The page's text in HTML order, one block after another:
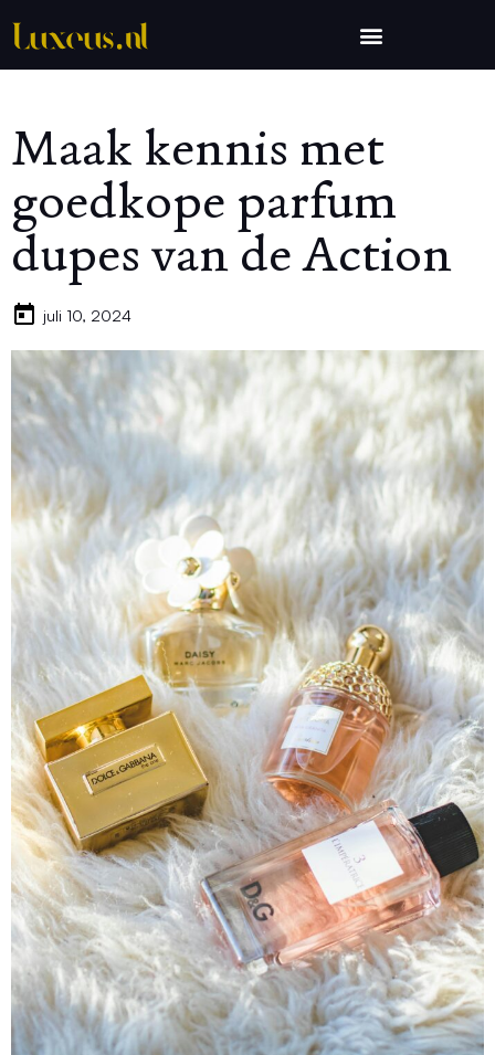
Maak kennis met
goedkope parfum
dupes van de Action
juli 10, 2024